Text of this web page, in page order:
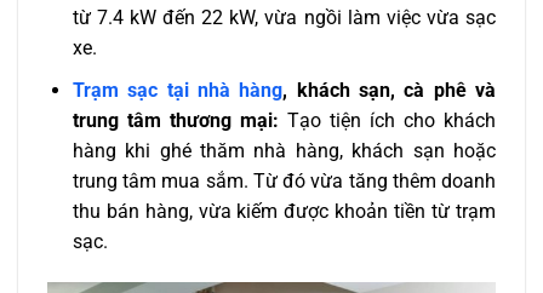
từ 7.4 kW đến 22 kW, vừa ngồi làm việc vừa sạc
xe.
Trạm sạc tại nhà hàng, khách sạn, cà phê và
trung tâm thương mại: Tạo tiện ích cho khách
hàng khi ghé thăm nhà hàng, khách sạn hoặc
trung tâm mua sắm. Từ đó vừa tăng thêm doanh
thu bán hàng, vừa kiếm được khoản tiền từ trạm
sạc.